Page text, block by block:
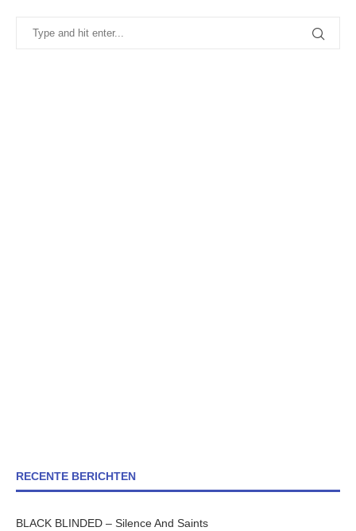
RECENTE BERICHTEN
BLACK BLINDED – Silence And Saints